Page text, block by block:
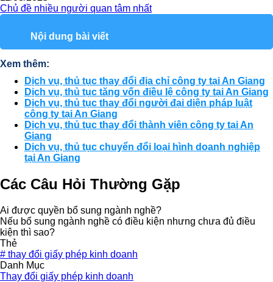
Chủ đề nhiều người quan tâm nhất
Nội dung bài viết
Xem thêm:
Dịch vụ, thủ tục thay đổi địa chỉ công ty tại An Giang
Dịch vụ, thủ tục tăng vốn điều lệ công ty tại An Giang
Dịch vụ, thủ tục thay đổi người đại diện pháp luật
công ty tại An Giang
Dịch vụ, thủ tục thay đổi thành viên công ty tại An
Giang
Dịch vụ, thủ tục chuyển đổi loại hình doanh nghiệp
tại An Giang
Các Câu Hỏi Thường Gặp
Ai được quyền bổ sung ngành nghề?
Nếu bổ sung ngành nghề có điều kiện nhưng chưa đủ điều
kiện thì sao?
Thẻ
# thay đổi giấy phép kinh doanh
Danh Mục
Thay đổi giấy phép kinh doanh